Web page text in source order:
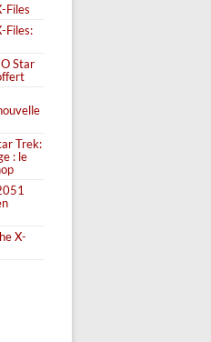
Files
Files:
Star
Trek:
: le
X-